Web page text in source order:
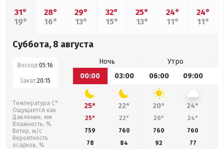
31°
19°
28°
16°
29°
13°
32°
15°
25°
13°
24°
11°
24°
11°
Суббота, 8 августа
Восход:05:16
Закат:20:15
Температура С°
Ощущается как
Давление, мм
Влажность, %
Ветер, м/с
Вероятность
осадков, %
Ночь
Утро
00:00
03:00 06:00 09:00
25° 22° 20° 24°
25° 22° 20° 24°
759
760 760 760
78
84 92
77